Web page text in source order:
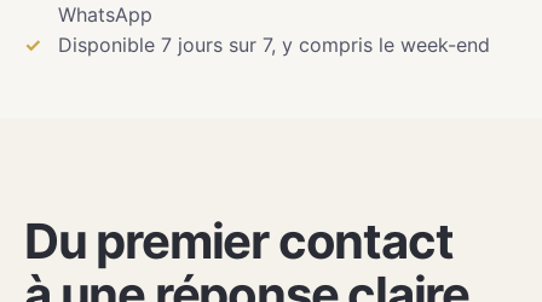
WhatsApp
Disponible 7 jours sur 7, y compris le week-end
Du premier contact